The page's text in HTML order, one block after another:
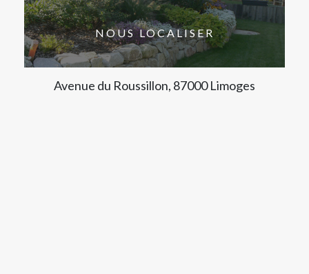
NOUS LOCALISER
Avenue du Roussillon, 87000 Limoges